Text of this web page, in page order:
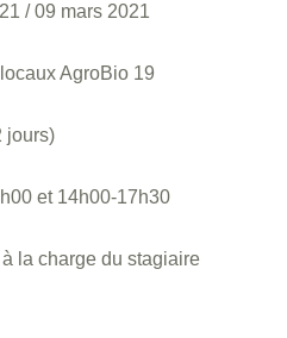
/09 mars 2021
AgroBio 19
jours)
et 14h00-17h30
la charge du stagiaire